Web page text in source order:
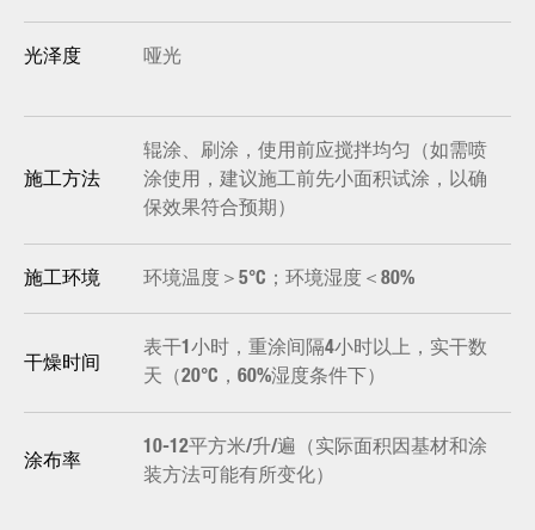
光泽度 哑光
施工方法
辊涂、刷涂，使用前应搅拌均匀（如需喷
涂使用，建议施工前先小面积试涂，以确
保效果符合预期）
施工环境 环境温度＞5°C；环境湿度＜80%
干燥时间
表干1小时，重涂间隔4小时以上，实干数
天（20°C，60%湿度条件下）
涂布率
10-12平方米/升/遍（实际面积因基材和涂
装方法可能有所变化）